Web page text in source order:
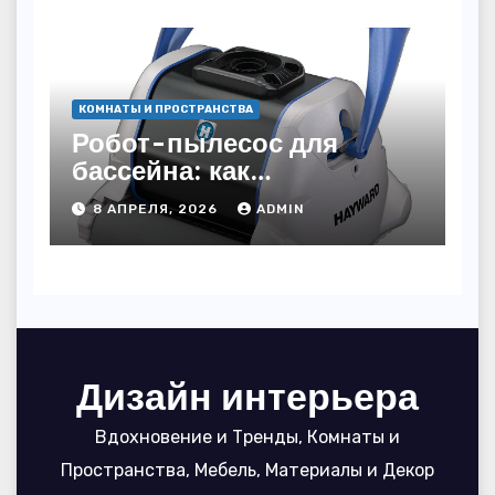
КОМНАТЫ И ПРОСТРАНСТВА
Робот-пылесос для
бассейна: как
пользоваться, чтобы
вода блестела, а
устройство служило 7
8 АПРЕЛЯ, 2026 ADMIN
Дизайн интерьера
Вдохновение и Тренды, Комнаты и
Пространства, Мебель, Материалы и Декор